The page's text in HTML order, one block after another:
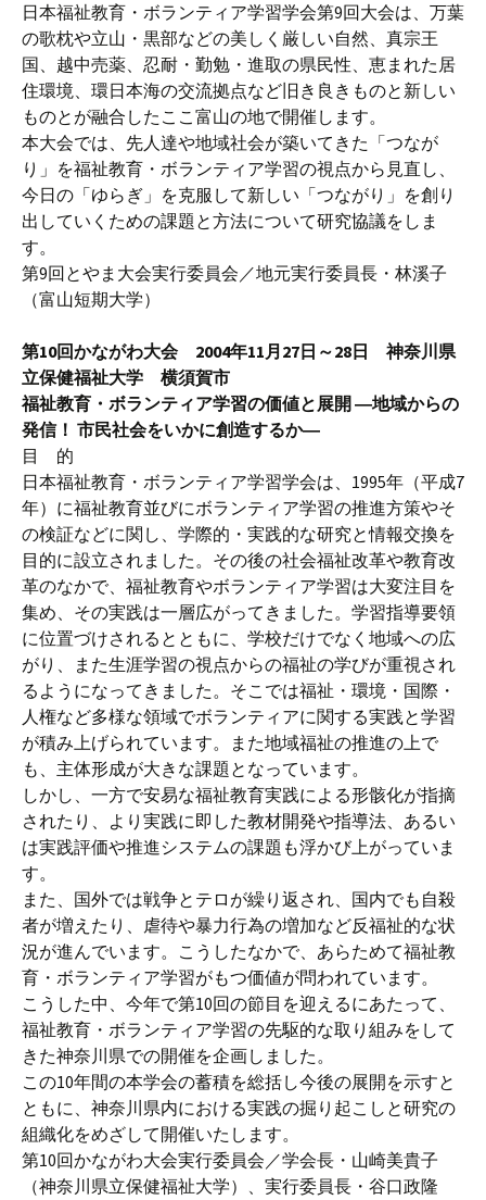
日本福祉教育・ボランティア学習学会第9回大会は、万葉
の歌枕や立山・黒部などの美しく厳しい自然、真宗王
国、越中売薬、忍耐・勤勉・進取の県民性、恵まれた居
住環境、環日本海の交流拠点など旧き良きものと新しい
ものとが融合したここ富山の地で開催します。
本大会では、先人達や地域社会が築いてきた「つなが
り」を福祉教育・ボランティア学習の視点から見直し、
今日の「ゆらぎ」を克服して新しい「つながり」を創り
出していくための課題と方法について研究協議をしま
す。
第9回とやま大会実行委員会／地元実行委員長・林溪子
（富山短期大学）
第10回かながわ大会 2004年11月27日～28日 神奈川県
立保健福祉大学 横須賀市
福祉教育・ボランティア学習の価値と展開 ―地域からの
発信！ 市民社会をいかに創造するか―
目 的
日本福祉教育・ボランティア学習学会は、1995年（平成7
年）に福祉教育並びにボランティア学習の推進方策やそ
の検証などに関し、学際的・実践的な研究と情報交換を
目的に設立されました。その後の社会福祉改革や教育改
革のなかで、福祉教育やボランティア学習は大変注目を
集め、その実践は一層広がってきました。学習指導要領
に位置づけされるとともに、学校だけでなく地域への広
がり、また生涯学習の視点からの福祉の学びが重視され
るようになってきました。そこでは福祉・環境・国際・
人権など多様な領域でボランティアに関する実践と学習
が積み上げられています。また地域福祉の推進の上で
も、主体形成が大きな課題となっています。
しかし、一方で安易な福祉教育実践による形骸化が指摘
されたり、より実践に即した教材開発や指導法、あるい
は実践評価や推進システムの課題も浮かび上がっていま
す。
また、国外では戦争とテロが繰り返され、国内でも自殺
者が増えたり、虐待や暴力行為の増加など反福祉的な状
況が進んでいます。こうしたなかで、あらためて福祉教
育・ボランティア学習がもつ価値が問われています。
こうした中、今年で第10回の節目を迎えるにあたって、
福祉教育・ボランティア学習の先駆的な取り組みをして
きた神奈川県での開催を企画しました。
この10年間の本学会の蓄積を総括し今後の展開を示すと
ともに、神奈川県内における実践の掘り起こしと研究の
組織化をめざして開催いたします。
第10回かながわ大会実行委員会／学会長・山崎美貴子
（神奈川県立保健福祉大学）、実行委員長・谷口政隆